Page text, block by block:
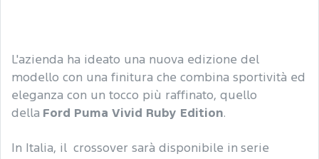
L'azienda ha ideato una nuova edizione del
modello con una finitura che combina sportività ed
eleganza con un tocco più raffinato, quello
della Ford Puma Vivid Ruby Edition.
In Italia, il crossover sarà disponibile in serie